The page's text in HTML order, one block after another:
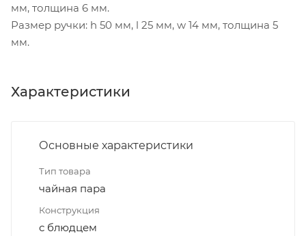
мм, толщина 6 мм.
Размер ручки: h 50 мм, l 25 мм, w 14 мм, толщина 5
мм.
Характеристики
Основные характеристики
Тип товара
чайная пара
Конструкция
с блюдцем